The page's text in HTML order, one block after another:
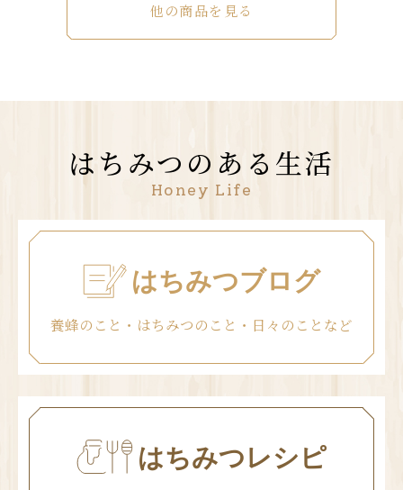
他の商品を見る
はちみつのある生活
Honey Life
はちみつブログ
養蜂のこと・はちみつのこと・日々のことなど
はちみつレシピ